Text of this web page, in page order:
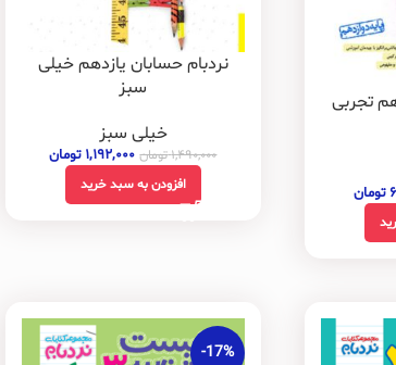
تجربی
تومان
نردبام حسابان یازدهم خیلی
سبز
خیلی سبز
۱,۴۹۰,۰۰۰تومان ۱,۱۹۲,۰۰۰ تومان
افزودن به سبد خرید
-17%